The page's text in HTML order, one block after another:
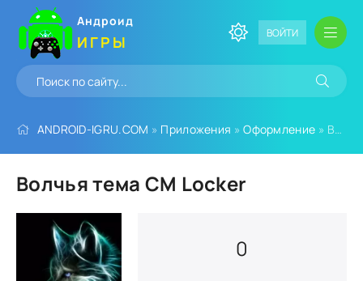
Андроид
ИГРЫ ВОЙТИ
ANDROID-IGRU.COM » Приложения »Оформление » Волчья тема CM Locker
Волчья тема CM Locker
0